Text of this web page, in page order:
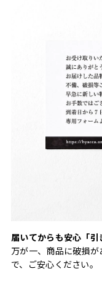
届いてからも安心「引
万が一、商品に破損
で、ご安心ください。